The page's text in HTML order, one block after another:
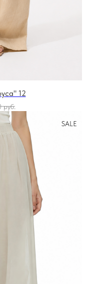
12
руб.
SALE